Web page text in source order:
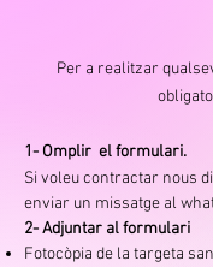
Per a realitzar
1- Omplir el formulari.
Si voleu contractar nous
enviar un missatge al
2- Adjuntar al formulari
Fotocòpia de la targeta